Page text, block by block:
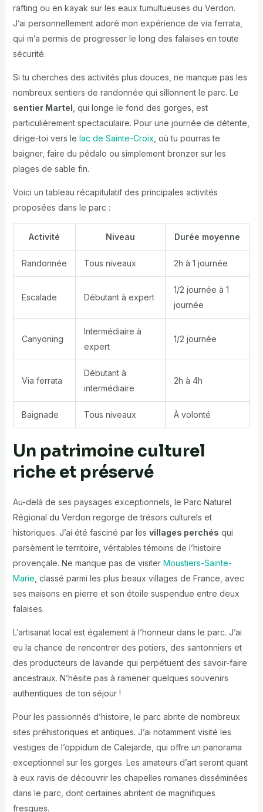
rafting ou en kayak sur les eaux tumultueuses du Verdon.
J’ai personnellement adoré mon expérience de via ferrata,
qui m’a permis de progresser le long des falaises en toute
sécurité.
Si tu cherches des activités plus douces, ne manque pas les
nombreux sentiers de randonnée qui sillonnent le parc. Le
sentier Martel , qui longe le fond des gorges, est
particulièrement spectaculaire. Pour une journée de détente,
dirige-toi vers le lac de Sainte-Croix , où tu pourras te
baigner, faire du pédalo ou simplement bronzer sur les
plages de sable fin.
Voici un tableau récapitulatif des principales activités
proposées dans le parc :
Activité Niveau Durée moyenne
Randonnée Tous niveaux 2h à 1 journée
Escalade Débutant à expert
1/2 journée à 1
journée
Canyoning
Intermédiaire à
expert
1/2 journée
Via ferrata
Débutant à
intermédiaire
2h à 4h
Baignade Tous niveaux À volonté
Un patrimoine culturel
riche et préservé
Au-delà de ses paysages exceptionnels, le Parc Naturel
Régional du Verdon regorge de trésors culturels et
historiques. J’ai été fasciné par les villages perchés qui
parsèment le territoire, véritables témoins de l’histoire
provençale. Ne manque pas de visiter Moustiers-Sainte-
Marie , classé parmi les plus beaux villages de France, avec
ses maisons en pierre et son étoile suspendue entre deux
falaises.
L’artisanat local est également à l’honneur dans le parc. J’ai
eu la chance de rencontrer des potiers, des santonniers et
des producteurs de lavande qui perpétuent des savoir-faire
ancestraux. N’hésite pas à ramener quelques souvenirs
authentiques de ton séjour !
Pour les passionnés d’histoire, le parc abrite de nombreux
sites préhistoriques et antiques. J’ai notamment visité les
vestiges de l’oppidum de Calejarde, qui offre un panorama
exceptionnel sur les gorges. Les amateurs d’art seront quant
à eux ravis de découvrir les chapelles romanes disséminées
dans le parc, dont certaines abritent de magnifiques
fresques.